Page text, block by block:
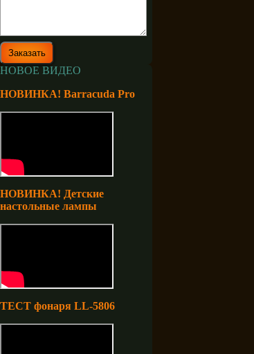
НОВОЕ ВИДЕО
НОВИНКА! Barracuda Pro
НОВИНКА! Детские
настольные лампы
ТЕСТ фонаря LL-5806